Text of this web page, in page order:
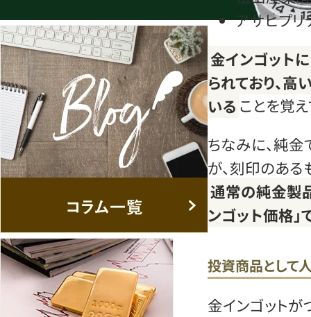
アサヒプリ
金インゴット
られており、
いる ことを覚え
ちなみに、純金
が、刻印のある
通常の純金製
ンゴット価格
投資商品として
金インゴットが